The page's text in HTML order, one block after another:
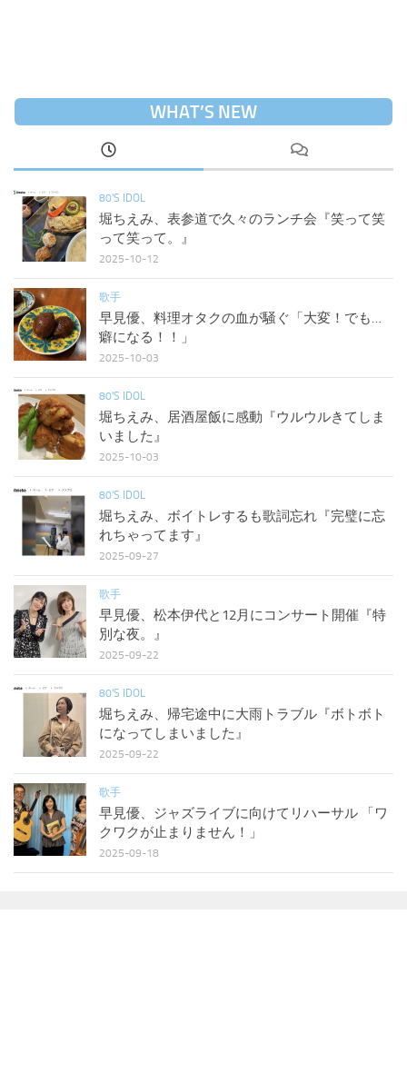
WHAT’S NEW
80'S IDOL
堀ちえみ、表参道で久々のランチ会『笑って笑
って笑って。』
2025-10-12
歌手
早見優、料理オタクの血が騒ぐ「大変！でも…
癖になる！！」
2025-10-03
80'S IDOL
堀ちえみ、居酒屋飯に感動『ウルウルきてしま
いました』
2025-10-03
80'S IDOL
堀ちえみ、ボイトレするも歌詞忘れ『完璧に忘
れちゃってます』
2025-09-27
歌手
早見優、松本伊代と12月にコンサート開催『特
別な夜。』
2025-09-22
80'S IDOL
堀ちえみ、帰宅途中に大雨トラブル『ボトボト
になってしまいました』
2025-09-22
歌手
早見優、ジャズライブに向けてリハーサル 「ワ
クワクが止まりません！」
2025-09-18